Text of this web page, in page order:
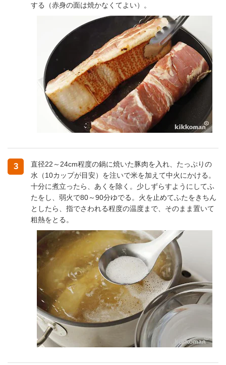
する（赤身の面は焼かなくてよい）。
3
直径22～24cm程度の鍋に焼いた豚肉を入れ、たっぷりの
水（10カップが目安）を注いで米を加えて中火にかける。
十分に煮立ったら、あくを除く。少しずらすようにしてふ
たをし、弱火で80～90分ゆでる。火を止めてふたをきちん
としたら、指でさわれる程度の温度まで、そのまま置いて
粗熱をとる。